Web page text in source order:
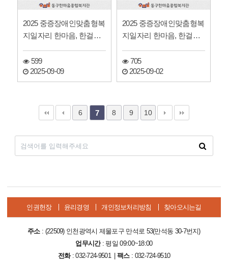
2025 중증장애인맞춤형복
지일자리 한마음, 한걸음
599
2025-09-09
2025 중증장애인맞춤형복
지일자리 한마음, 한걸음
705
2025-09-02
6 7 8 9 10
인권헌장 윤리경영 개인정보처리방침 찾아오시는길
주소: (22509) 인천광역시 제물포구 만석로 53(만석동 30-7번지)
업무시간: 평일 09:00~18:00
전화: 032-724-9501 |팩스: 032-724-9510